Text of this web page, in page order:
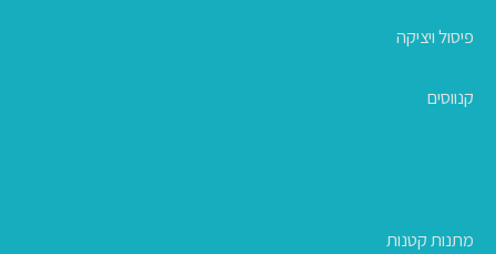
פיסול ויציקה
קנווסים
מתנות קטנות